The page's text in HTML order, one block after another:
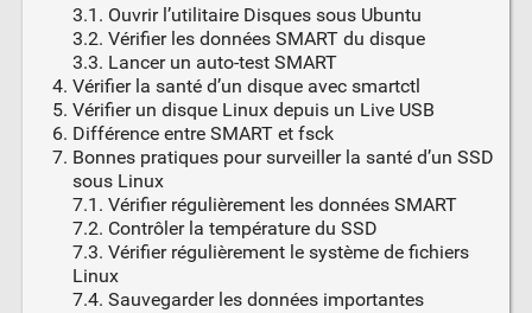
3.1. Ouvrir l’utilitaire Disques sous Ubuntu
3.2. Vérifier les données SMART du disque
3.3. Lancer un auto-test SMART
Vérifier la santé d’un disque avec smartctl
Vérifier un disque Linux depuis un Live USB
Différence entre SMART et fsck
Bonnes pratiques pour surveiller la santé d’un SSD
sous Linux
7.1. Vérifier régulièrement les données SMART
7.2. Contrôler la température du SSD
7.3. Vérifier régulièrement le système de fichiers
Linux
7.4. Sauvegarder les données importantes